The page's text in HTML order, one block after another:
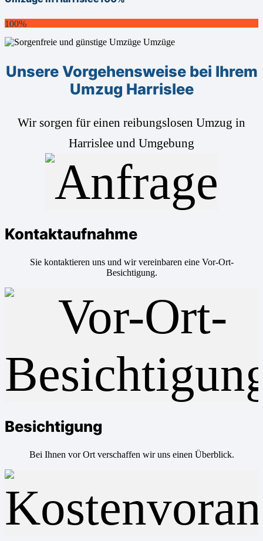
100%
Unsere Vorgehensweise bei Ihrem
Umzug Harrislee
Wir sorgen für einen reibungslosen Umzug in
Harrislee und Umgebung
Kontaktaufnahme
Sie kontaktieren uns und wir vereinbaren eine Vor-Ort-
Besichtigung.
Besichtigung
Bei Ihnen vor Ort verschaffen wir uns einen Überblick.